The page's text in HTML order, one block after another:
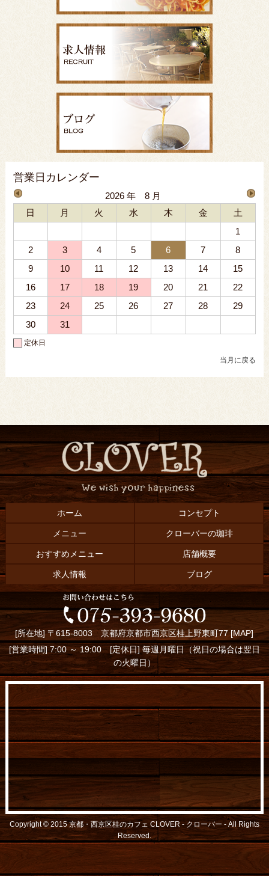
営業日カレンダー
2026 年 8 月
日
月 火 水 木 金
土
1
2
3 4 5 6 7
8
9
10 11 12 13 14
15
16
17 18 19 20 21
22
23
24 25 26 27 28
29
30
31
定休日
当月に戻る
ホーム コンセプト
メニュー クローバーの珈琲
おすすめメニュー 店舗概要
求人情報 ブログ
[所在地] 〒615-8003 京都府京都市西京区桂上野東町77 [MAP]
[営業時間] 7:00 ～ 19:00 [定休日] 毎週月曜日（祝日の場合は翌日
の火曜日）
Copyright © 2015京都・西京区桂のカフェ CLOVER - クローバー -All Rights
Reserved.